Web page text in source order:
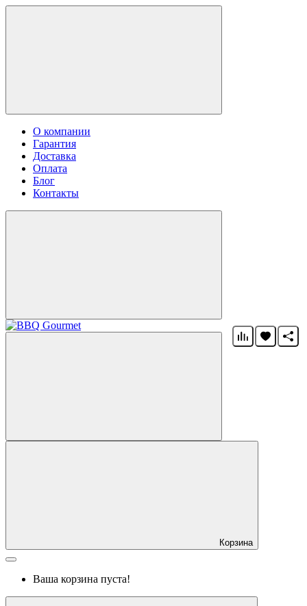
О компании
Гарантия
Доставка
Оплата
Блог
Контакты
Корзина
Ваша корзина пуста!